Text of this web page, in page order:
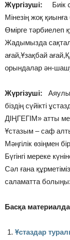
Жүргізуші:
Биік
Мінезің жоқ қиынға
Өмірге тәрбиелеп
Жадымызда
ағай,Ұзақбай
орындалар ән-
Жүргізуші:
біздің сүйікті
ДІҢГЕГІМ» атты
Ұстазым – саф
Мәңгілік өзіңмен
Бүгінгі мереке
Сәл ғана
саламатта
Басқа
Ұстаздар